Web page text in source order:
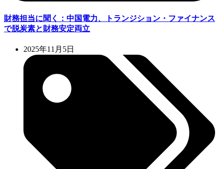
財務担当に聞く：中国電力、トランジション・ファイナンス
で脱炭素と財務安定両立
2025年11月5日